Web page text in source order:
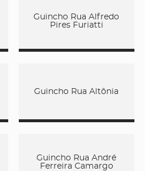
Guincho Rua Alfredo
Pires Furiatti
Guincho Rua Altônia
Guincho Rua André
Ferreira Camargo